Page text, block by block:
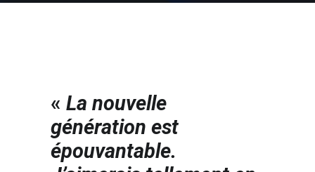
« La nouvelle
génération est
épouvantable.